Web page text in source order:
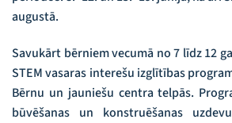
augustā.
Savukārt bērniem vecumā no 7 līdz 12
STEM vasaras interešu izglītības
Bērnu un jauniešu centra telpās.
būvēšanas un konstruēšanas